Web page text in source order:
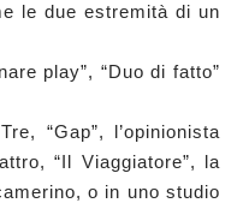
le due estremità di un
play”, “Duo di fatto”
“Gap”, l’opinionista
“Il Viaggiatore”, la
o in uno studio